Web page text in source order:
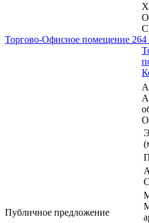
Торгово-Офисное помещение 264
Публичное предложение